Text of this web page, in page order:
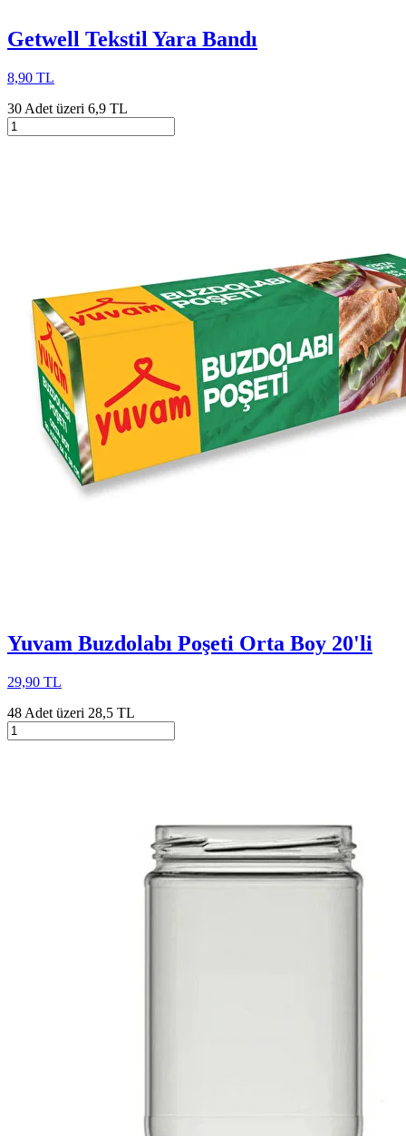
Getwell Tekstil Yara Bandı
8,90 TL
30 Adet üzeri 6,9 TL
Yuvam Buzdolabı Poşeti Orta Boy 20'li
29,90 TL
48 Adet üzeri 28,5 TL